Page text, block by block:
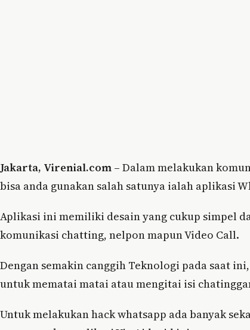
Jakarta, Virenial.com – Dalam melakukan
bisa anda gunakan salah satunya ialah aplikasi
Aplikasi ini memiliki desain yang cukup simpel
komunikasi chatting, nelpon mapun Video Call.
Dengan semakin canggih Teknologi pada saat
untuk mematai matai atau mengitai isi
Untuk melakukan hack whatsapp ada banyak